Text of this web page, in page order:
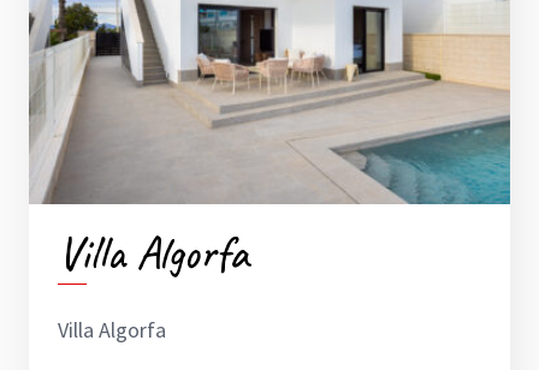
Villa Algorfa
Villa Algorfa